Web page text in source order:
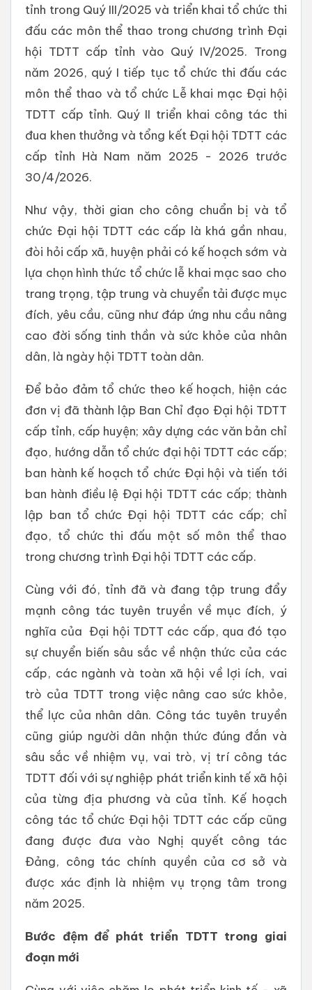
tỉnh trong Quý III/2025 và triển khai tổ chức thi
đấu các môn thể thao trong chương trình Đại
hội TDTT cấp tỉnh vào Quý IV/2025. Trong
năm 2026, quý I tiếp tục tổ chức thi đấu các
môn thể thao và tổ chức Lễ khai mạc Đại hội
TDTT cấp tỉnh. Quý II triển khai công tác thi
đua khen thưởng và tổng kết Đại hội TDTT các
cấp tỉnh Hà Nam năm 2025 - 2026 trước
30/4/2026.
Như vậy, thời gian cho công chuẩn bị và tổ
chức Đại hội TDTT các cấp là khá gần nhau,
đòi hỏi cấp xã, huyện phải có kế hoạch sớm và
lựa chọn hình thức tổ chức lễ khai mạc sao cho
trang trọng, tập trung và chuyển tải được mục
đích, yêu cầu, cũng như đáp ứng nhu cầu nâng
cao đời sống tinh thần và sức khỏe của nhân
dân, là ngày hội TDTT toàn dân.
Để bảo đảm tổ chức theo kế hoạch, hiện các
đơn vị đã thành lập Ban Chỉ đạo Đại hội TDTT
cấp tỉnh, cấp huyện; xây dựng các văn bản chỉ
đạo, hướng dẫn tổ chức đại hội TDTT các cấp;
ban hành kế hoạch tổ chức Đại hội và tiến tới
ban hành điều lệ Đại hội TDTT các cấp; thành
lập ban tổ chức Đại hội TDTT các cấp; chỉ
đạo, tổ chức thi đấu một số môn thể thao
trong chương trình Đại hội TDTT các cấp.
Cùng với đó, tỉnh đã và đang tập trung đẩy
mạnh công tác tuyên truyền về mục đích, ý
nghĩa của Đại hội TDTT các cấp, qua đó tạo
sự chuyển biến sâu sắc về nhận thức của các
cấp, các ngành và toàn xã hội về lợi ích, vai
trò của TDTT trong việc nâng cao sức khỏe,
thể lực của nhân dân. Công tác tuyên truyền
cũng giúp người dân nhận thức đúng đắn và
sâu sắc về nhiệm vụ, vai trò, vị trí công tác
TDTT đối với sự nghiệp phát triển kinh tế xã hội
của từng địa phương và của tỉnh. Kế hoạch
công tác tổ chức Đại hội TDTT các cấp cũng
đang được đưa vào Nghị quyết công tác
Đảng, công tác chính quyền của cơ sở và
được xác định là nhiệm vụ trọng tâm trong
năm 2025.
Bước đệm để phát triển TDTT trong giai
đoạn mới